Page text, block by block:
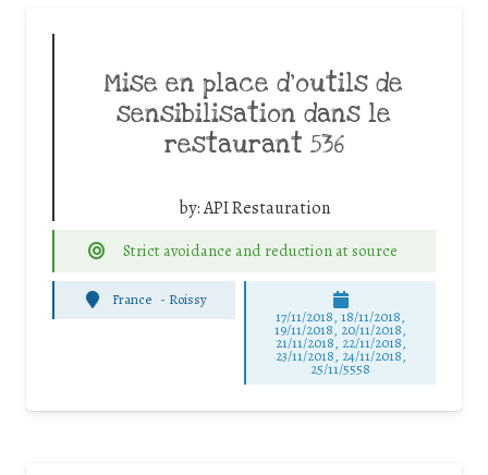
Mise en place d’outils de
sensibilisation dans le
restaurant 536
by:API Restauration
Strict avoidance and reduction at source
France - Roissy
17/11/2018, 18/11/2018,
19/11/2018, 20/11/2018,
21/11/2018, 22/11/2018,
23/11/2018, 24/11/2018,
25/11/5558